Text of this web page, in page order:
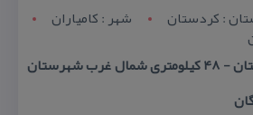
: کردستان شهر : کامياران
آدرس : استان كردستان - 48 كیلومتری شمال غرب شهرستان